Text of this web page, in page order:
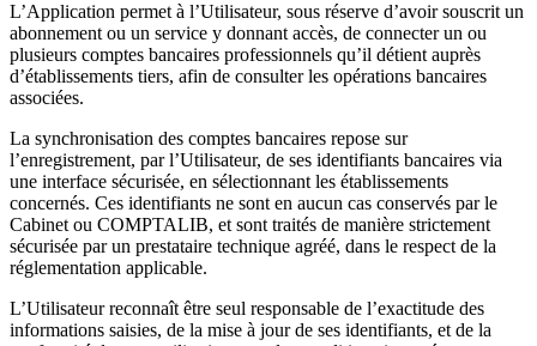
L’Application permet à l’Utilisateur, sous réserve d’avoir souscrit un
abonnement ou un service y donnant accès, de connecter un ou
plusieurs comptes bancaires professionnels qu’il détient auprès
d’établissements tiers, afin de consulter les opérations bancaires
associées.
La synchronisation des comptes bancaires repose sur
l’enregistrement, par l’Utilisateur, de ses identifiants bancaires via
une interface sécurisée, en sélectionnant les établissements
concernés. Ces identifiants ne sont en aucun cas conservés par le
Cabinet ou COMPTALIB, et sont traités de manière strictement
sécurisée par un prestataire technique agréé, dans le respect de la
réglementation applicable.
L’Utilisateur reconnaît être seul responsable de l’exactitude des
informations saisies, de la mise à jour de ses identifiants, et de la